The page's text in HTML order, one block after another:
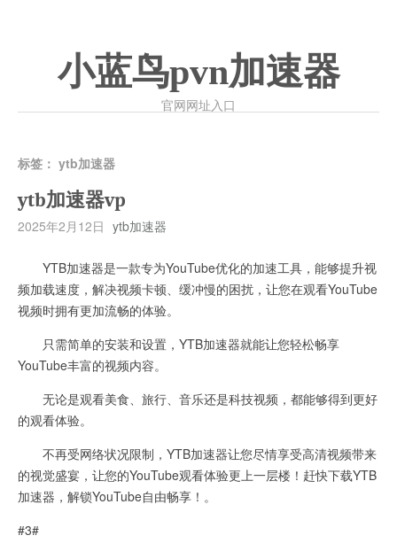
小蓝鸟pvn加速器
官网网址入口
标签： ytb加速器
ytb加速器vp
2025年2月12日 ytb加速器
YTB加速器是一款专为YouTube优化的加速工具，能够提升视
频加载速度，解决视频卡顿、缓冲慢的困扰，让您在观看YouTube
视频时拥有更加流畅的体验。
只需简单的安装和设置，YTB加速器就能让您轻松畅享
YouTube丰富的视频内容。
无论是观看美食、旅行、音乐还是科技视频，都能够得到更好
的观看体验。
不再受网络状况限制，YTB加速器让您尽情享受高清视频带来
的视觉盛宴，让您的YouTube观看体验更上一层楼！赶快下载YTB
加速器，解锁YouTube自由畅享！。
#3#